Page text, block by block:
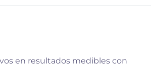
en resultados medibles con